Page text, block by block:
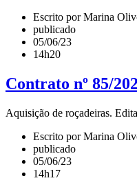
Escrito por Marina
publicado
05/06/23
14h20
Contrato nº 85/
Aquisição de roçadeiras.
Escrito por Marina
publicado
05/06/23
14h17